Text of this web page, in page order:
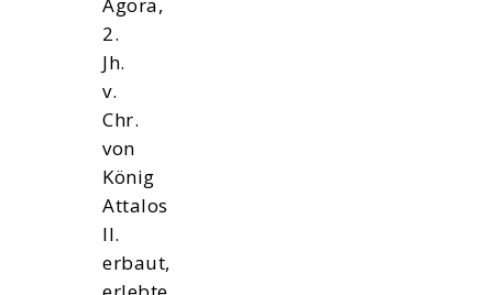
2.
Jh.
v.
Chr.
von
König
Attalos
II.
erbaut,